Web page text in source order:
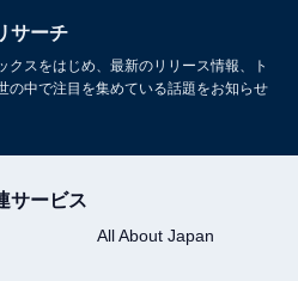
サーチ
クスをはじめ、最新のリリース情報、ト
の中で注目を集めている話題をお知らせ
サービス
All About Japan